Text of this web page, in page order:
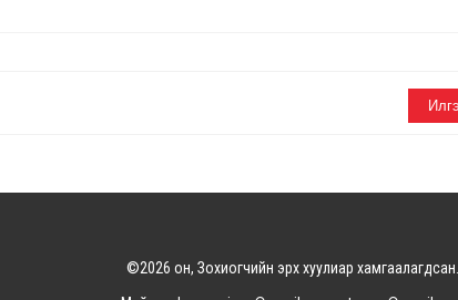
©2026 он, Зохиогчийн эрх хуулиар хамгаалагдсан.